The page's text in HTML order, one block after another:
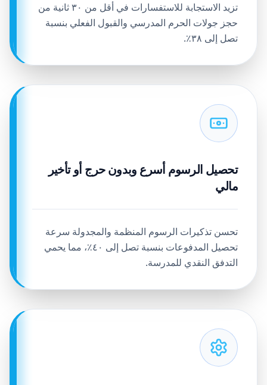
تزيد الاستجابة للاستفسارات في أقل من ٣٠ ثانية من
حجز جولات الحرم المدرسي والقبول الفعلي بنسبة
تصل إلى ٣٨٪.
تحصيل الرسوم أسرع وبدون حرج أو تأخير
مالي
تحسن تذكيرات الرسوم المنظمة والمجدولة سرعة
تحصيل المدفوعات بنسبة تصل إلى ٤٠٪، مما يحمي
التدفق النقدي للمدرسة.